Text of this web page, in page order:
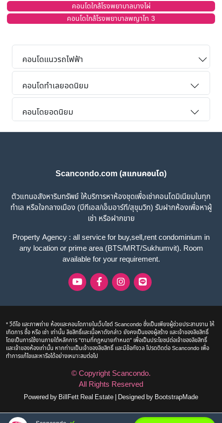
คอนโดใกล้โรงพยาบาลบางไผ่
คอนโดใกล้โรงพยาบาลพญาไท 3
คอนโดแนวรถไฟฟ้า
คอนโดทำเลยอดนิยม
คอนโดยอดนิยม
Scancondo.com (สแกนคอนโด)
ตัวแทนอสังหาริมทรัพย์ ให้บริการหาห้องชุดเพื่อเช่าคอนโดมิเนียมในทุก
ทำเล หรือใจกลางเมือง (บีทีเอส/เอ็มอาร์ที/สุขุมวิท) รับฝากห้องเพื่อหาผู้
เช่า หรือฝากขาย
Property Agency : all service for buy,sell,rent condominium in
any location or prime area (BTS/MRT/Sukhumvit). Room
available for your requirement.
* วีดีโอ และภาพถ่าย ห้องและคอนโดภายในเว็บไซด์ Scancondo ซึ่งเป็นเพียงผู้ช่วยประสานงาน ให้
เกิดการ ซื้อ หรือ เช่า เท่านั้น ลิขสิทธิ์และเนื้อหาดังกล่าว ยังคงเป็นของผู้สร้าง และเจ้าของลิขสิทธิ์
โดยเป็นการใช้งานภายใต้หลักการ "ตามที่กฎหมายกำหนด" เพื่อเป็นประโยชน์ต่อเจ้าของลิขสิทธิ์
และเจ้าของห้องเท่านั้น หากท่านเป็นเจ้าของลิขสิทธิ์ และมีข้อกังวล โปรดติดต่อ Scancondo เพื่อ
ทำการแก้ไขและหารือได้อย่างเหมาะสมต่อไป
© Copyright Scancondo.
All Rights Reserved
Powered by BillFett Real Estate | Designed by BootstrapMade